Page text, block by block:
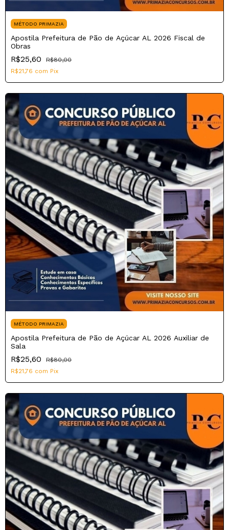
MÉTODO PRIMAZIA
Apostila Prefeitura de Pão de Açúcar AL 2026 Fiscal de
Obras
R$25,60
R$80,00
R$21,76 com Pix
MÉTODO PRIMAZIA
Apostila Prefeitura de Pão de Açúcar AL 2026 Auxiliar de
Sala
R$25,60
R$80,00
R$21,76 com Pix